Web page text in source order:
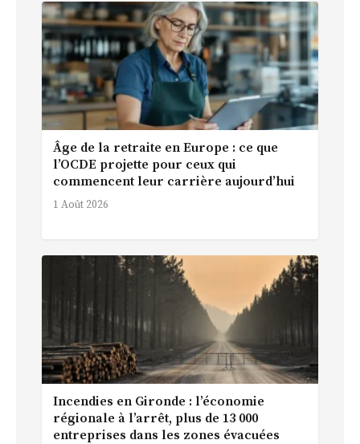
Âge de la retraite en Europe : ce que
l’OCDE projette pour ceux qui
commencent leur carrière aujourd’hui
1 Août 2026
Incendies en Gironde : l’économie
régionale à l’arrêt, plus de 13 000
entreprises dans les zones évacuées